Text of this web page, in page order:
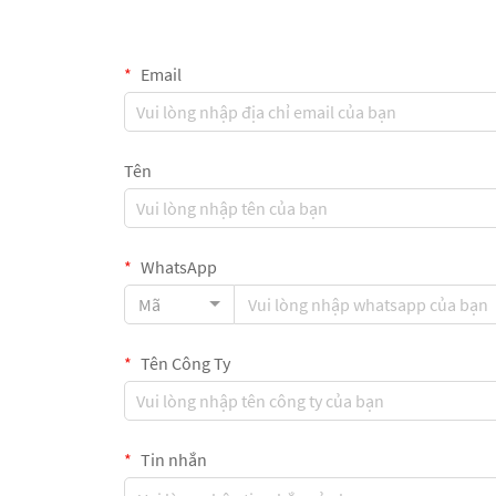
Email
Tên
WhatsApp
Mã
Tên Công Ty
Tin nhắn